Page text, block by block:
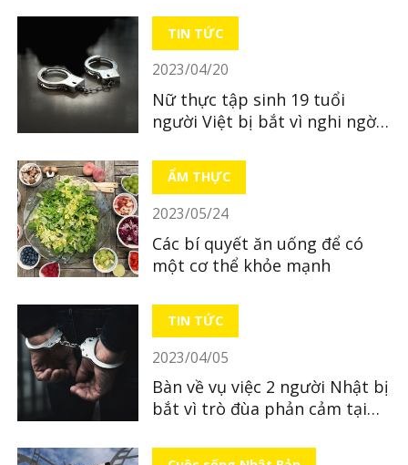
TIN TỨC
2023/04/20
Nữ thực tập sinh 19 tuổi
người Việt bị bắt vì nghi ngờ
ẨM THỰC
2023/05/24
Các bí quyết ăn uống để có
một cơ thể khỏe mạnh
TIN TỨC
2023/04/05
Bàn về vụ việc 2 người Nhật bị
bắt vì trò đùa phản cảm tại